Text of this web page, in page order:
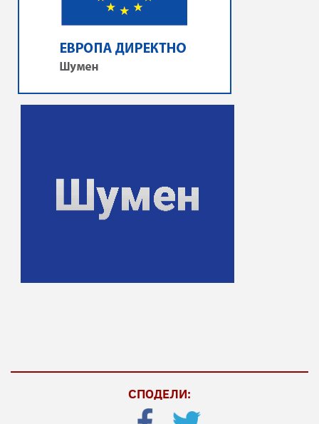
СПОДЕЛИ: